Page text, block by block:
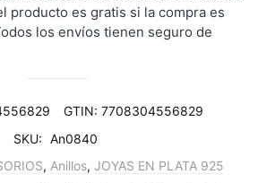
producto es gratis si la compra es
los envíos tienen seguro de
GTIN: 7708304556829
SKU: An0840
, Anillos, JOYAS EN PLATA 925